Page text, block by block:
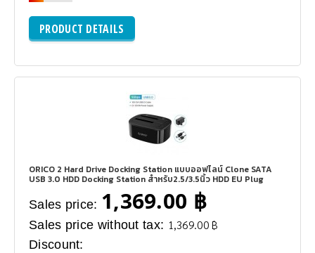
PRODUCT DETAILS
ORICO 2 Hard Drive Docking Station แบบออฟไลน์ Clone SATA
USB 3.0 HDD Docking Station สำหรับ2.5/3.5นิ้ว HDD EU Plug
Sales price: 1,369.00 ฿
Sales price without tax: 1,369.00 ฿
Discount: